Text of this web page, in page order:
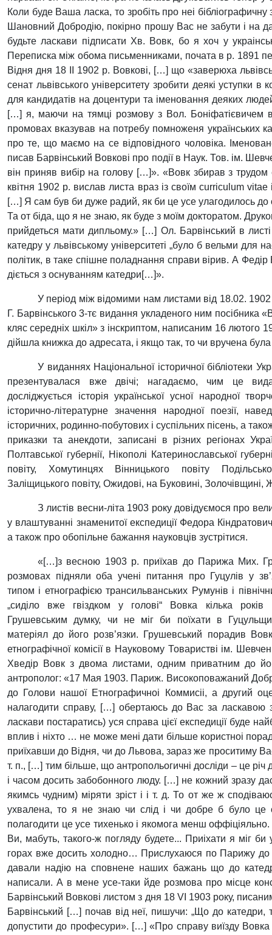
Коли буде Ваша ласка, то зробіть про неі
Шановний Добродію, покірно прошу Вас не забути і на
будьте ласкави підписати Xв. Вовк, бо я хоч у
Переписка між обома письменниками, почата в р. 1891
Відня дня 18 II 1902 р. Вовкові, […] що «заверюха
сенат львівського університету зробити деякі уступки в
для кандидатів на доцентури та іменовання деяких
[…] я, маючи на тямці розмову з Вол. Боніфатієвичем в
промовах вказував на потребу помноженя українських
про те, що маємо на се відповідного чоловіка.
писав Барвінський Вовкові про події в Наук. Тов. ім.
він приняв вибір на голову […]». «Вовк збирав з
квітня 1902 р. вислав листа враз із своїм curriculum
[…] Я сам був би дуже радий, як би це усе улагодилось
Та от біда, що я не знаю, як буде з моїм докторатом.
прийдеться мати дипльому.» […] Ол. Барвінський в
катедру у львівському університеті „було б вельми
політик, в таке спішне поладнання справи вірив. А
діється з оснуванням катедри[…]».
У період між відомими нам листами від 18.02.
Г. Барвінського 3-тє видання укладеного ним посібника
кляс середніх шкіл» з інскриптом, написаним 16 лютого
дійшла книжка до адресата, і якщо так, то чи вручена була
У виданнях Національної історичної бібліотеки
презентувалася вже двічі; нагадаємо, чим це
досліджується історія української усної народної
історично-літературне значення народної поезії,
історичних, родинно-побутових і суспільних пісень, а
приказки та анекдоти, записані в різних регіонах
Полтавської губернії, Нікополі Катеринославської
повіту, Хомутинцях Вінницького повіту
Заліщицького повіту, Ожидові, на Буковині,
З листів весни-літа 1903 року довідуємося про
у влаштуванні знаменитої експедиції Федора
а також про обопільне бажання науковців зустрітися.
«[…]з весною 1903 р. приїхав до Парижа Мих.
розмовах підняли оба учені питання про Гуцулів у
типом і етнографією трансильванських Румунів і
„сиділо вже гвіздком у голові“ Вовка кілька
Грушевським думку, чи не міг би поїхати в
матеріял до його розв’язки. Грушевський порадив
етнографічної комісії в Науковому Товаристві ім.
Хведір Вовк з двома листами, одним приватним до
антрополог: «17 Мая 1903. Париж. Високоповажаний
до Голови нашої Етнографичноі Коммисіі, а
налагодити справу, […] обертаюсь до Вас за ласкавою
ласкави постаратись) уся справа цієї експедиції буде
вплив і ніхто … не може мені дати більше користноі
приїхавши до Відня, чи до Львова, зараз же проситиму
т. п., […] тим більше, що антропольогичні досліди – це
і часом досить забобонного люду. […] не кожний зразу
якимсь чудним) міряти зріст і і т. д. То от же ж
ухвалена, то я не знаю чи слід і чи добре б було
полагодити це усе тихенько і якомога менш
Ви, мабуть, такого-ж погляду будете... Приіхати я міг
горах вже досить холодно… Прислухаюся по Парижу до
давали надію на сповнене наших бажань що до
написали. А в мене усе-таки йде розмова про місце
Барвінський Вовкові листом з дня 18 VI 1903 року,
Барвінський […] почав від неї, пишучи: „Що до катедри,
допустити до професури». […] «Про справу виїзду Вовка